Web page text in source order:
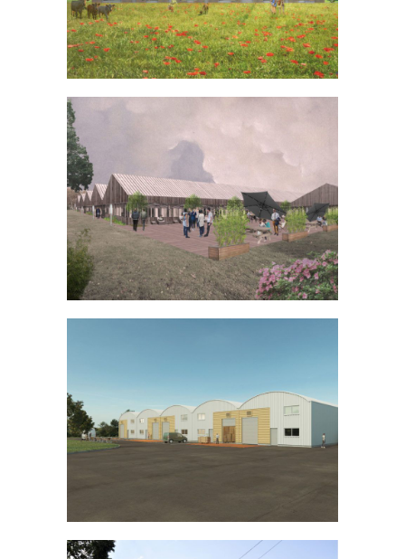
Yerres
BUREAU
Construction d’ateliers en Martinique
INDUSTRIEL /TERTIAIRE